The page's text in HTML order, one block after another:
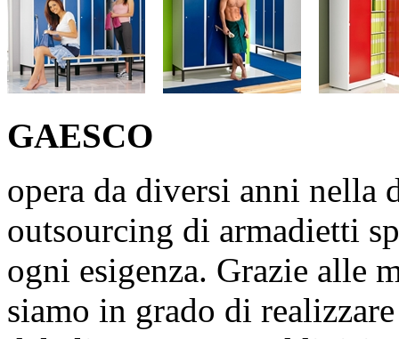
GAESCO
opera da diversi anni nella
outsourcing di armadietti
ogni esigenza. Grazie alle
siamo in grado di